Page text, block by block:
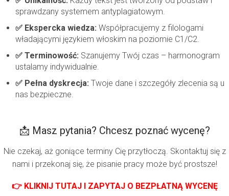
sprawdzany systemem antyplagiatowym.
✅ Ekspercka wiedza: Współpracujemy z filologami
władającymi językiem włoskim na poziomie C1/C2.
✅ Terminowość: Szanujemy Twój czas – harmonogram
ustalamy indywidualnie.
✅ Pełna dyskrecja: Twoje dane i szczegóły zlecenia są u
nas bezpieczne.
📩 Masz pytania? Chcesz poznać wycenę?
Nie czekaj, aż goniące terminy Cię przytłoczą. Skontaktuj się z
nami i przekonaj się, że pisanie pracy może być prostsze!
👉 KLIKNIJ TUTAJ I ZAPYTAJ O BEZPŁATNĄ WYCENĘ